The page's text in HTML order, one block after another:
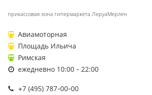
прикассовая зона гипермаркета ЛеруаМерлен
Авиамоторная
Площадь Ильича
Римская
ежедневно 10:00 - 22:00
+7 (495) 787-00-00